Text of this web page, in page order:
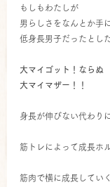
もしもわたしが
男らしさをなんとか手
低身長男子だったとし
大マイゴット！ならぬ
大マイマザー！！
身長が伸びない代わりに
筋トレによって成長ホ
筋肉で横に成長してい